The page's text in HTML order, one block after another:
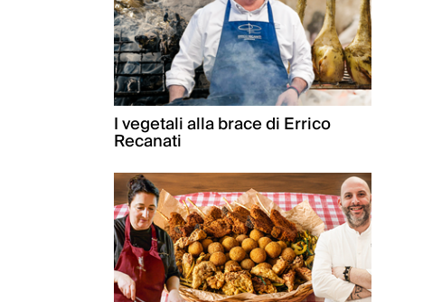
I vegetali alla brace di Errico
Recanati